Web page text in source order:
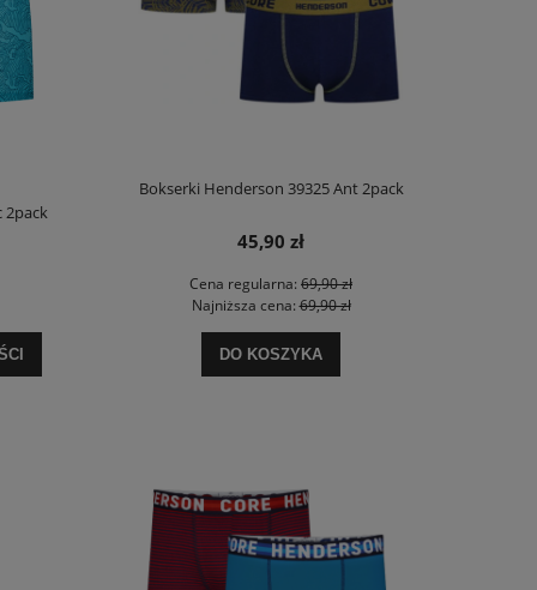
2pack
Bokserki Henderson 39325 Ant 2pack
45,90 zł
Cena regularna: 69,90 zł
Najniższa cena:69,90 zł
DO KOSZYKA